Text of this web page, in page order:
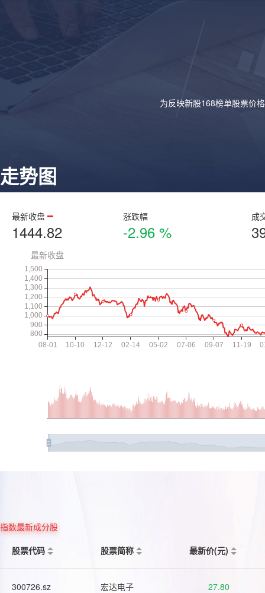
为反映新股168榜单股票价
走势图
最新收盘
1444.82
涨跌幅
-2.96 %
成
指数最新成分股
股票代码
股票简称 最新价(元)
300726.sz 宏达电子 27.80